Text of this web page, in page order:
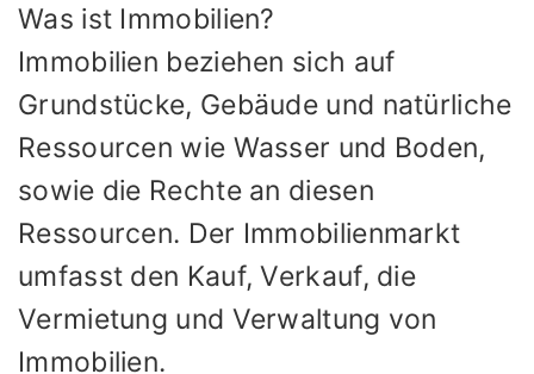
Was ist Immobilien?
Immobilien beziehen sich auf
Grundstücke, Gebäude und natürliche
Ressourcen wie Wasser und Boden,
sowie die Rechte an diesen
Ressourcen. Der Immobilienmarkt
umfasst den Kauf, Verkauf, die
Vermietung und Verwaltung von
Immobilien.